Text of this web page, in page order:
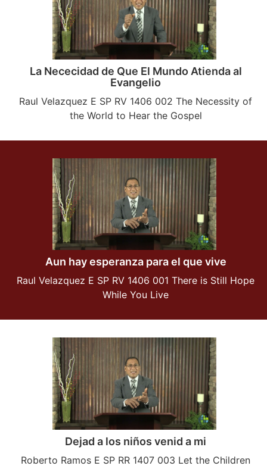
La Nececidad de Que El Mundo Atienda al
Evangelio
Raul Velazquez E SP RV 1406 002 The Necessity of
the World to Hear the Gospel
Aun hay esperanza para el que vive
Raul Velazquez E SP RV 1406 001 There is Still Hope
While You Live
Dejad a los niños venid a mi
Roberto Ramos E SP RR 1407 003 Let the Children